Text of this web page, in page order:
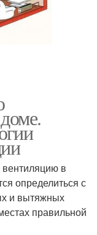
вентиляцию в
определиться с
и вытяжных
правильной